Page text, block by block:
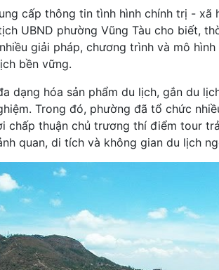
cấp thông tin tình hình chính trị - xã
UBND phường Vũng Tàu cho biết,
giải pháp, chương trình và mô
bền vững.
dạng hóa sản phẩm du lịch, gắn du
Trong đó, phường đã tổ chức
chấp thuận chủ trương thí điểm tour
quan, di tích và không gian du lịch